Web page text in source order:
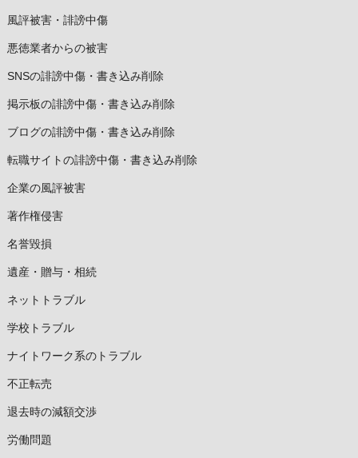
風評被害・誹謗中傷
悪徳業者からの被害
SNSの誹謗中傷・書き込み削除
掲示板の誹謗中傷・書き込み削除
ブログの誹謗中傷・書き込み削除
転職サイトの誹謗中傷・書き込み削除
企業の風評被害
著作権侵害
名誉毀損
遺産・贈与・相続
ネットトラブル
学校トラブル
ナイトワーク系のトラブル
不正転売
退去時の減額交渉
労働問題